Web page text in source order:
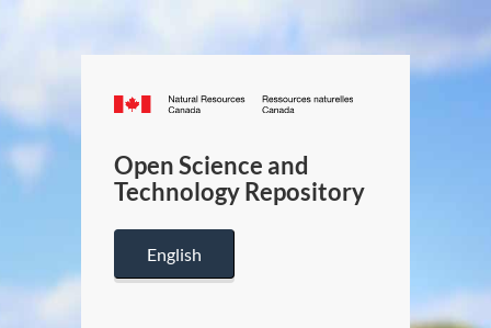
Canada.ca
/
Canada
Open Science and
Technology Repository
English